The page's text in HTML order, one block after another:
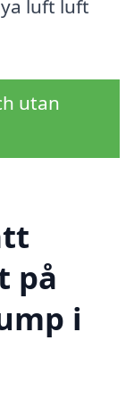
luft luft
utan
på
i